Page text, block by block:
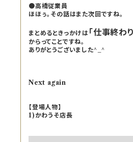
●高橋従業員
ほほぅ。その話はまた次回ですね。
まとめるときっかけは 「仕事終わ
からってことですね。
ありがとうございました^_^
Next again
【登場人物】
1)かわうそ店長